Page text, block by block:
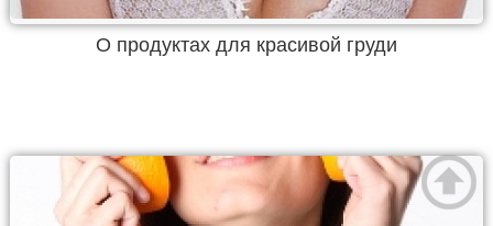
О продуктах для красивой груди